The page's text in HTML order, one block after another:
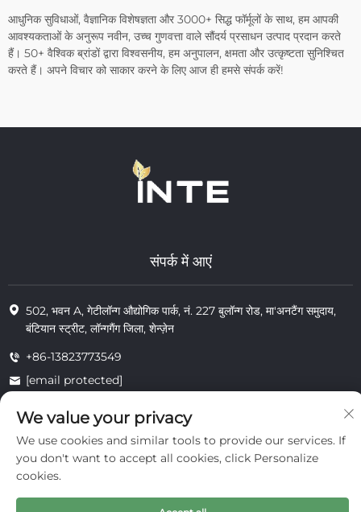
आधुनिक सुविधाओं, वैज्ञानिक विशेषज्ञता और 3000+ सिद्ध फॉर्मूलों के साथ, हम आपकी
आवश्यकताओं के अनुरूप नवीन, उच्च गुणवत्ता वाले सौंदर्य प्रसाधन उत्पाद प्रदान करते
हैं। 50+ वैश्विक ब्रांडों द्वारा विश्वसनीय, हम अनुपालन, क्षमता और उत्कृष्टता सुनिश्चित
करते हैं। अपने विचार को साकार करने के लिए आज ही हमसे संपर्क करें!
संपर्क में आएं
502, भवन A, गेटीलॉन्ग औद्योगिक पार्क, नं. 227 बुलॉन्ग रोड, मा'अनटैंग समुदाय,
बंटियान स्ट्रीट, लॉन्गगैंग जिला, शेन्ज़ेन
+86-13823773549
[email protected]
© 2025 इंटे कॉस्मेटिक्स (शेन्ज़ेन) कंपनी लिमिटेड के सभी अधिकार सुरक्षित
निजता
We value your privacy
We use cookies and similar tools to provide our services. If
you don't want to accept all cookies, click Personalize
cookies.